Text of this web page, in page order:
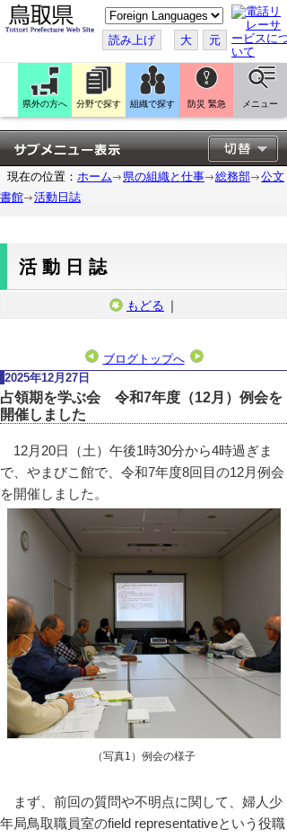
こ
の
ペ
ー
ジ
翻
訳
す
る
読み上げ 大 元
県外の方へ 分野で探す 組織で探す 防災 緊急 メニュー
現在の位置： ホーム 県の組織と仕事 総務部
公文
書館
活動日誌
活動日誌
もどる ｜
ブログトップへ
2025年12月27日
占領期を学ぶ会 令和7年度（12月）例会を
開催しました
12月20日（土）午後1時30分から4時過ぎま
で、やまびこ館で、令和7年度8回目の12月例会
を開催しました。
（写真1）例会の様子
まず、前回の質問や不明点に関して、婦人少
年局鳥取職員室のfield representativeという役職